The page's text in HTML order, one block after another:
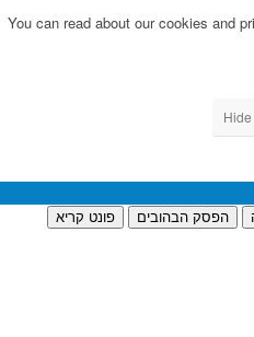
You can read about our cookies and
הפסק הבהובים
פונט קריא